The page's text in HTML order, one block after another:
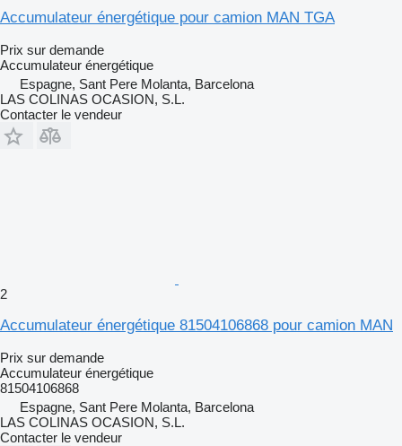
Accumulateur énergétique pour camion MAN TGA
Prix sur demande
Accumulateur énergétique
Espagne, Sant Pere Molanta, Barcelona
LAS COLINAS OCASION, S.L.
Contacter le vendeur
2
Accumulateur énergétique 81504106868 pour camion MAN
Prix sur demande
Accumulateur énergétique
81504106868
Espagne, Sant Pere Molanta, Barcelona
LAS COLINAS OCASION, S.L.
Contacter le vendeur